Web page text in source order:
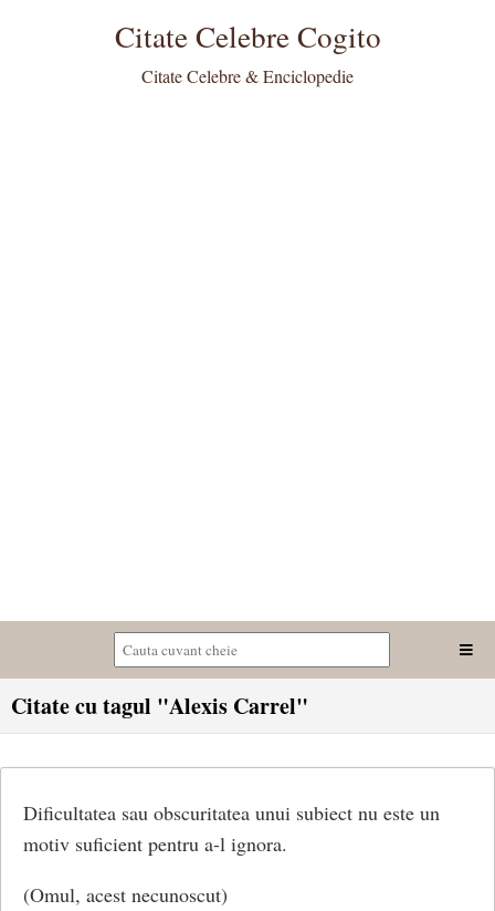
Citate Celebre Cogito
Citate Celebre & Enciclopedie
Citate cu tagul "Alexis Carrel"
Dificultatea sau obscuritatea unui subiect nu este un
motiv suficient pentru a-l ignora.
(Omul, acest necunoscut)